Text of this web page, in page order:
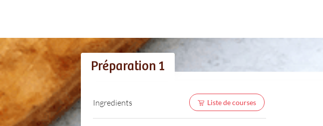
Préparation 1
Ingredients Liste de courses